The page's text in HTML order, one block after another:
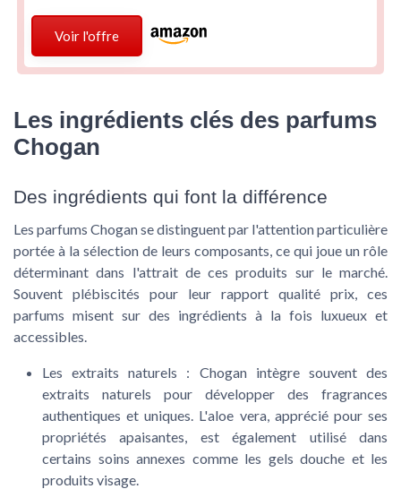
Voir l'offre
Les ingrédients clés des parfums
Chogan
Des ingrédients qui font la différence
Les parfums Choganse distinguent par l'attention particulière
portée à la sélection de leurs composants, ce qui joue un rôle
déterminant dans l'attrait de cesproduits sur le marché.
Souvent plébiscités pour leur rapport qualité prix , ces
parfums misent sur des ingrédients à la fois luxueux et
accessibles.
Les extraits naturels : Chogan intègre souvent des
extraits naturels pour développer des fragrances
authentiques et uniques. L'aloe vera, apprécié pour ses
propriétés apaisantes, est également utilisé dans
certains soins annexes comme les gels douche et les
produits visage